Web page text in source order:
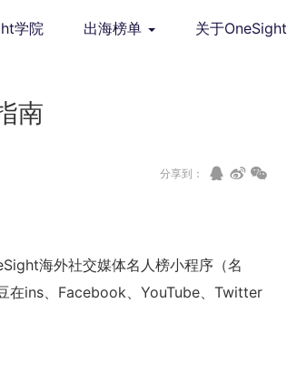
学院 出海榜单 关于OneSight
南
分享到：
海外社交媒体名人榜小程序（名
在ins、Facebook、YouTube、Twitter